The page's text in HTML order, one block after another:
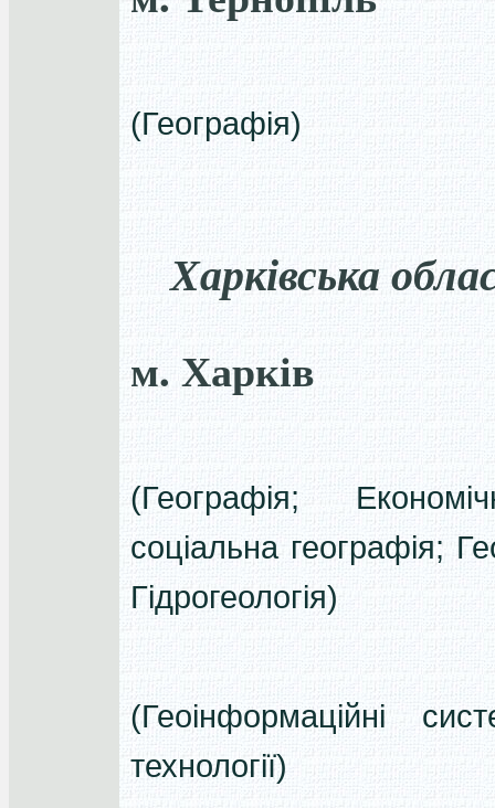
(Географія)
Харківська
м. Харків
(Географія;
соціальна географія;
Гідрогеологія)
(Геоінформаційні
технології)